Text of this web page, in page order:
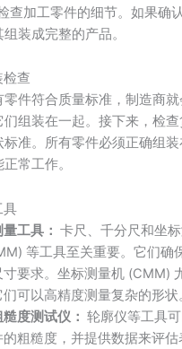
查加工零件的细节。如果确
装成完整的产品。
查
件符合质量标准，制造商就
组装在一起。接下来，检查
标准。所有零件必须正确组装
常工作。
具
工具： 卡尺、千分尺和坐
等工具至关重要。它们确
寸要求。坐标测量机 (CMM)
可以高精度测量复杂的形状
度测试仪： 轮廓仪等工具可
的粗糙度，并提供数据来评估